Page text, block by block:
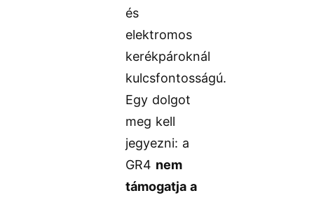
és
elektromos
kerékpároknál
kulcsfontosságú.
Egy dolgot
meg kell
jegyezni: a
GR4 nem
támogatja a